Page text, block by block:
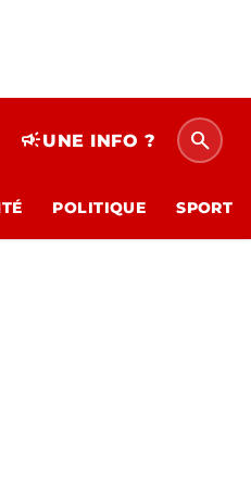
campaignUNE INFO ? search
POLITIQUE SPORT